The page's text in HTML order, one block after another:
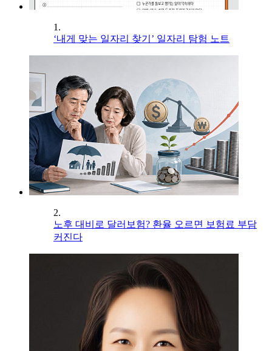
1.
‘내게 맞는 일자리 찾기’ 일자리 탐험 노트
2.
노후 대비로 달러보험? 환율 오르면 보험료 부담
커진다